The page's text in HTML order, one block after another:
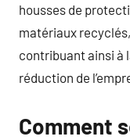
housses de
matériaux
contribuant ainsi à
réduction de
Comment